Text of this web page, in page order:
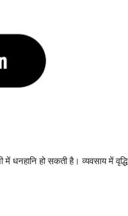
धनहानि हो सकती है। व्यवसाय में वृद्धि